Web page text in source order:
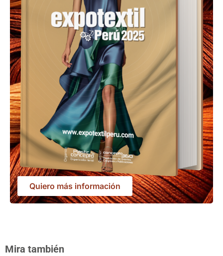
Quiero más información
Mira también